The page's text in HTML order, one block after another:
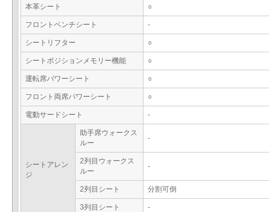
本革シート ○
フロントベンチシート -
シートリフター ○
シートポジションメモリー機能 ○
運転席パワーシート ○
フロント両席パワーシート ○
電動サードシート -
シートアレン
ジ
助手席ウォークス
ルー
-
2列目ウォークス
ルー
-
2列目シート 分割可倒
3列目シート -